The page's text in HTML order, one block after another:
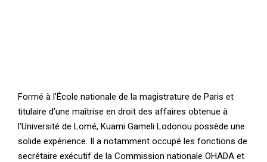
Formé à l’École nationale de la magistrature de Paris et
titulaire d’une maîtrise en droit des affaires obtenue à
l’Université de Lomé, Kuami Gameli Lodonou possède une
solide expérience. Il a notamment occupé les fonctions de
secrétaire exécutif de la Commission nationale OHADA et